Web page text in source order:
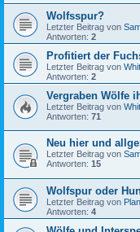
Wolfsspur?
Letzter Beitrag von
Antworten: 2
Profitiert der
Letzter Beitrag von
Antworten: 2
Vergraben Wölfe
Letzter Beitrag von
Antworten: 71
Neu hier und
Letzter Beitrag von
Antworten: 15
Wolfspur oder
Letzter Beitrag von
Antworten: 4